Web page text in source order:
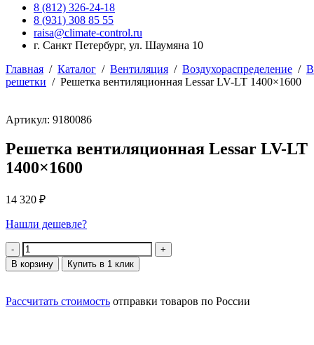
8 (812) 326-24-18
8 (931) 308 85 55
raisa@climate-control.ru
г. Санкт Петербург, ул. Шаумяна 10
Главная / Каталог / Вентиляция / Воздухораспределение /
решетки / Решетка вентиляционная Lessar LV-LT 1400×1600
Артикул: 9180086
Решетка вентиляционная Lessar LV-LT
1400×1600
14 320 ₽
Нашли дешевле?
Количество
В корзину Купить в 1 клик
Рассчитать стоимость отправки товаров по России